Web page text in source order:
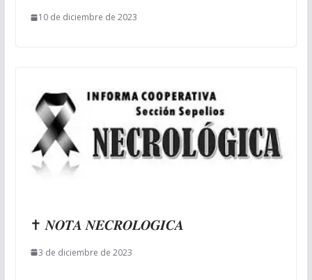
10 de diciembre de 2023
✝ 𝑵𝑶𝑻𝑨 𝑵𝑬𝑪𝑹𝑶𝑳𝑶𝑮𝑰𝑪𝑨
3 de diciembre de 2023